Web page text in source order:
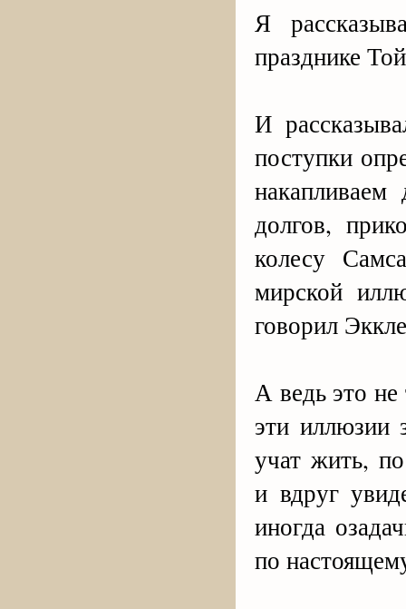
Я
празднике
И
поступки
долгов,
колесу
мирской
говорил
А ведь это не
эти иллюзии
учат жить,
и вдруг
иногда
по